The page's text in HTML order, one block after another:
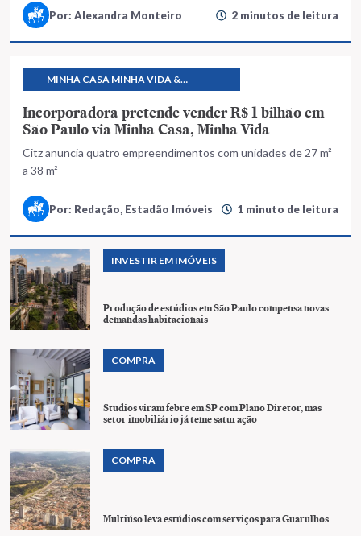
Por: Alexandra Monteiro 2 minutos de leitura
MINHA CASA MINHA VIDA &
Incorporadora pretende vender R$ 1 bilhão em
São Paulo via Minha Casa, Minha Vida
Citz anuncia quatro empreendimentos com unidades de 27 m²
a 38 m²
Por: Redação, Estadão Imóveis 1 minuto de leitura
INVESTIR EM IMÓVEIS
Produção de estúdios em São Paulo compensa novas
demandas habitacionais
COMPRA
Studios viram febre em SP com Plano Diretor, mas
setor imobiliário já teme saturação
COMPRA
Multiúso leva estúdios com serviços para Guarulhos